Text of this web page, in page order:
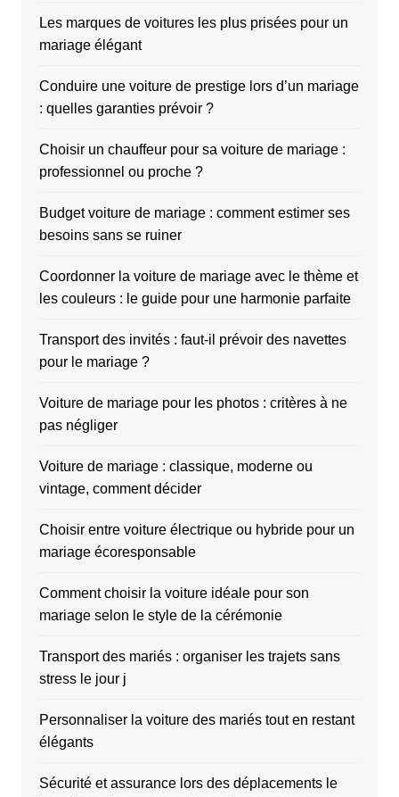
Les marques de voitures les plus prisées pour un
mariage élégant
Conduire une voiture de prestige lors d’un mariage
: quelles garanties prévoir ?
Choisir un chauffeur pour sa voiture de mariage :
professionnel ou proche ?
Budget voiture de mariage : comment estimer ses
besoins sans se ruiner
Coordonner la voiture de mariage avec le thème et
les couleurs : le guide pour une harmonie parfaite
Transport des invités : faut-il prévoir des navettes
pour le mariage ?
Voiture de mariage pour les photos : critères à ne
pas négliger
Voiture de mariage : classique, moderne ou
vintage, comment décider
Choisir entre voiture électrique ou hybride pour un
mariage écoresponsable
Comment choisir la voiture idéale pour son
mariage selon le style de la cérémonie
Transport des mariés : organiser les trajets sans
stress le jour j
Personnaliser la voiture des mariés tout en restant
élégants
Sécurité et assurance lors des déplacements le